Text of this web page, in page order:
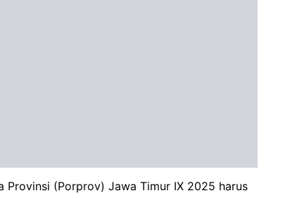
Provinsi (Porprov) Jawa Timur IX 2025 harus